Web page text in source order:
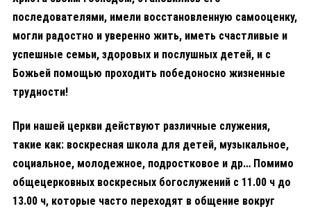
последователями, имели восстановленную самооценку,
могли радостно и уверенно жить, иметь счастливые и
успешные семьи, здоровых и послушных детей, и с
Божьей помощью проходить победоносно жизненные
трудности!
При нашей церкви действуют различные служения,
такие как: воскресная школа для детей, музыкальное,
социальное, молодежное, подростковое и др… Помимо
общецерковных воскресных богослужений с 11.00 ч до
13.00 ч, которые часто переходят в общение вокруг